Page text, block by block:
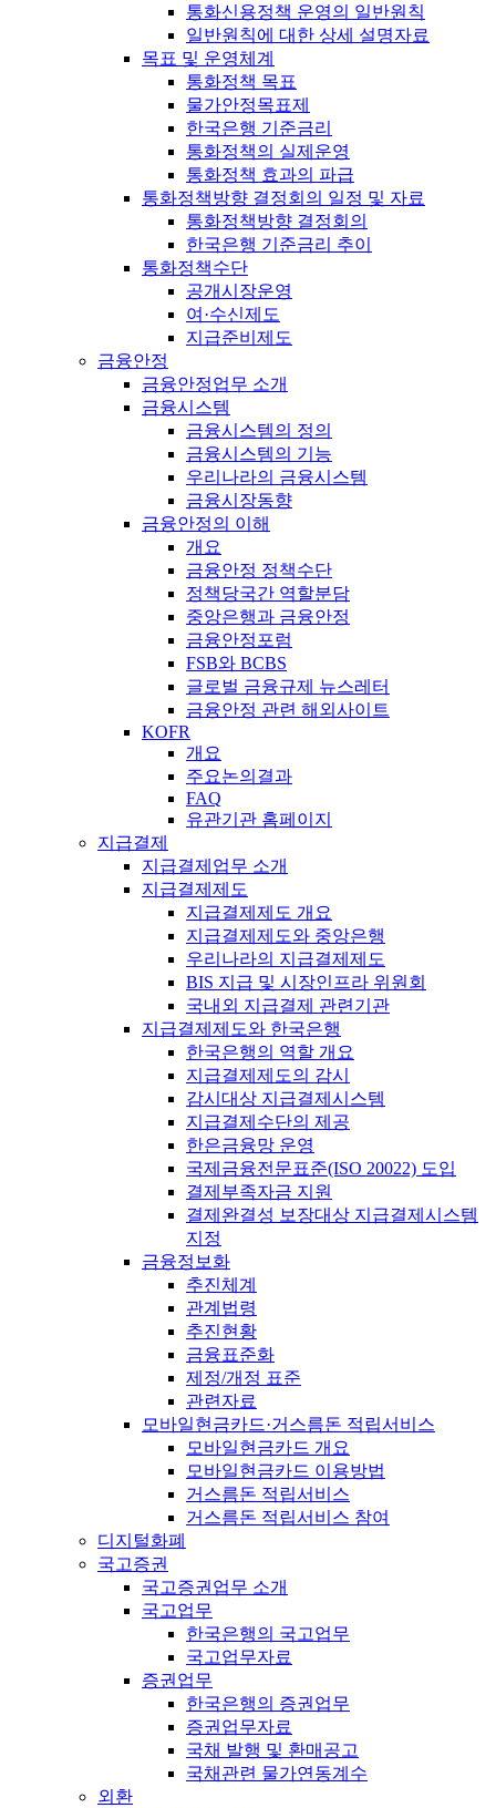
통화신용정책 운영의 일반원칙
일반원칙에 대한 상세 설명자료
목표 및 운영체계
통화정책 목표
물가안정목표제
한국은행 기준금리
통화정책의 실제운영
통화정책 효과의 파급
통화정책방향 결정회의 일정 및 자료
통화정책방향 결정회의
한국은행 기준금리 추이
통화정책수단
공개시장운영
여·수신제도
지급준비제도
금융안정
금융안정업무 소개
금융시스템
금융시스템의 정의
금융시스템의 기능
우리나라의 금융시스템
금융시장동향
금융안정의 이해
개요
금융안정 정책수단
정책당국간 역할분담
중앙은행과 금융안정
금융안정포럼
FSB와 BCBS
글로벌 금융규제 뉴스레터
금융안정 관련 해외사이트
KOFR
개요
주요논의결과
FAQ
유관기관 홈페이지
지급결제
지급결제업무 소개
지급결제제도
지급결제제도 개요
지급결제제도와 중앙은행
우리나라의 지급결제제도
BIS 지급 및 시장인프라 위원회
국내외 지급결제 관련기관
지급결제제도와 한국은행
한국은행의 역할 개요
지급결제제도의 감시
감시대상 지급결제시스템
지급결제수단의 제공
한은금융망 운영
국제금융전문표준(ISO 20022) 도입
결제부족자금 지원
결제완결성 보장대상 지급결제시스템
지정
금융정보화
추진체계
관계법령
추진현황
금융표준화
제정/개정 표준
관련자료
모바일현금카드·거스름돈 적립서비스
모바일현금카드 개요
모바일현금카드 이용방법
거스름돈 적립서비스
거스름돈 적립서비스 참여
디지털화폐
국고증권
국고증권업무 소개
국고업무
한국은행의 국고업무
국고업무자료
증권업무
한국은행의 증권업무
증권업무자료
국채 발행 및 환매공고
국채관련 물가연동계수
외환